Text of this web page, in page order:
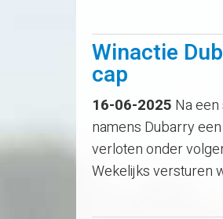
Winactie
cap
16-06-2025 Na
namens Dubarry
verloten onder
Wekelijks versturen